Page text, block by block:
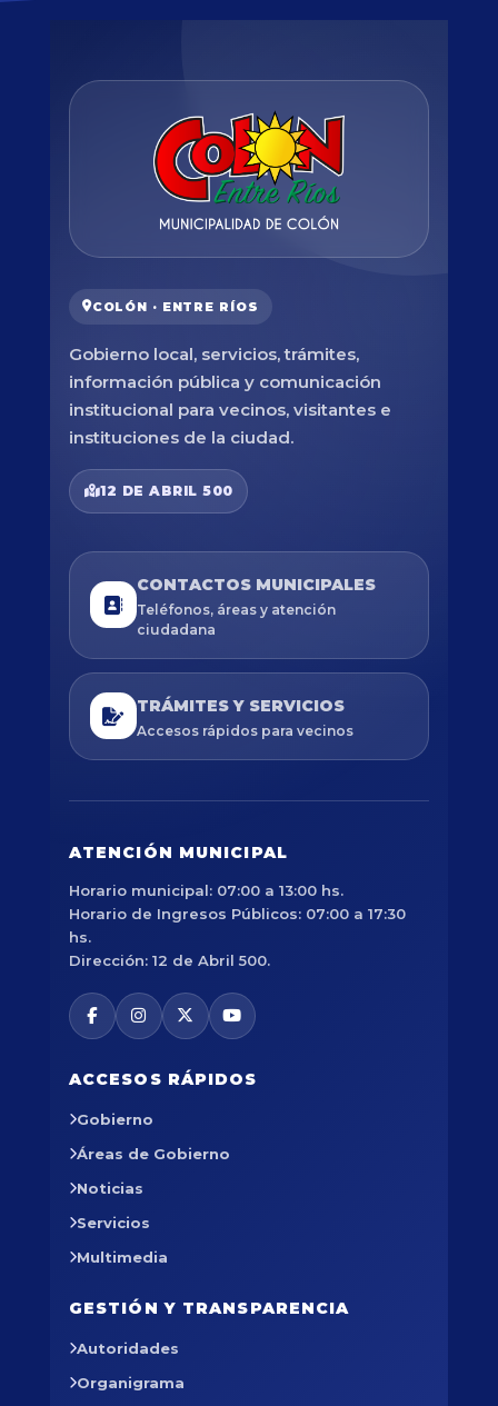
COLÓN · ENTRE RÍOS
Gobierno local, servicios, trámites,
información pública y comunicación
institucional para vecinos, visitantes e
instituciones de la ciudad.
12 DE ABRIL 500
CONTACTOS MUNICIPALES
Teléfonos, áreas y atención
ciudadana
TRÁMITES Y SERVICIOS
Accesos rápidos para vecinos
ATENCIÓN MUNICIPAL
Horario municipal: 07:00 a 13:00 hs.
Horario de Ingresos Públicos: 07:00 a 17:30
hs.
Dirección: 12 de Abril 500.
ACCESOS RÁPIDOS
Gobierno
Áreas de Gobierno
Noticias
Servicios
Multimedia
GESTIÓN Y TRANSPARENCIA
Autoridades
Organigrama